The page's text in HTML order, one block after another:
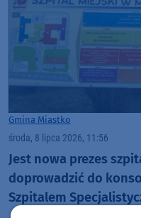
Gmina Miastko
środa, 8 lipca 2026, 11:56
Jest nowa prezes
doprowadzić do
Szpitalem